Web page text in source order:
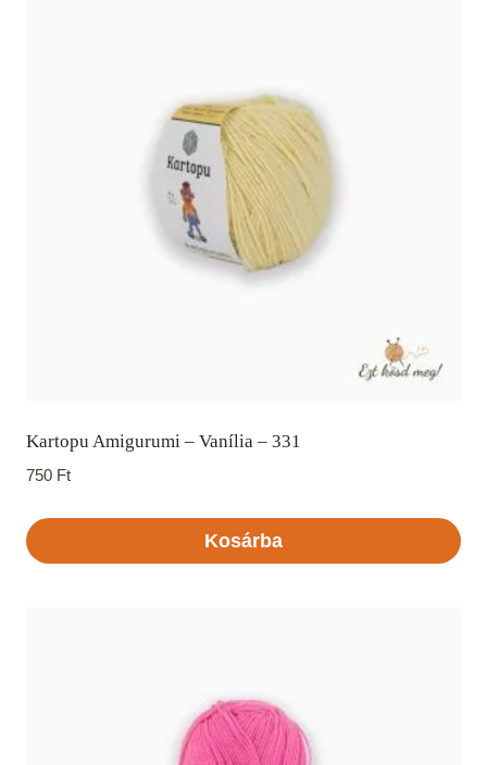
Kartopu Amigurumi – Vanília – 331
750 Ft
Kosárba